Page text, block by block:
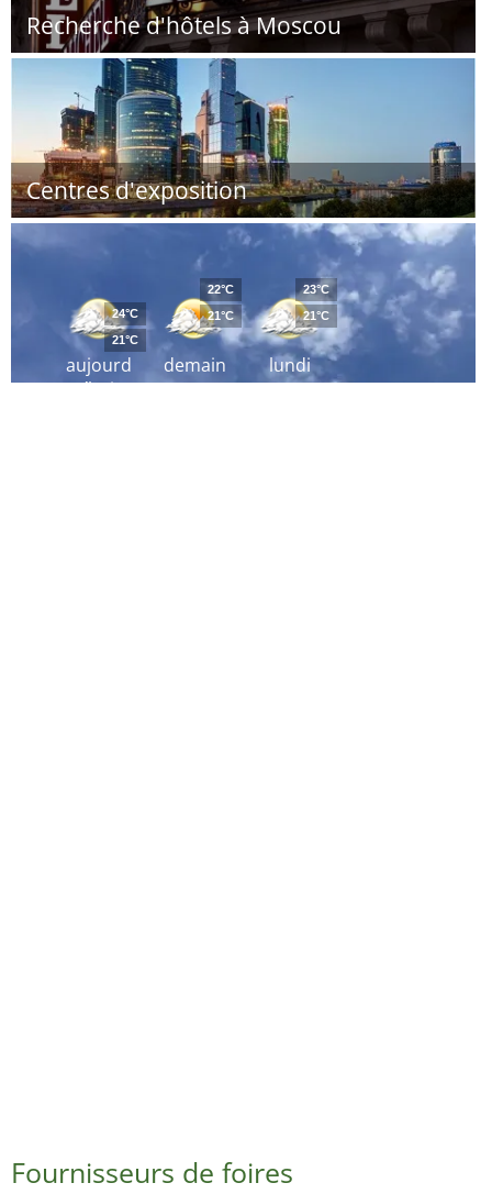
Recherche d'hôtels à Moscou
Centres d'exposition
aujourd
´hui
24°C
21°C
demain
22°C
21°C
lundi
23°C
21°C
Fournisseurs de foires